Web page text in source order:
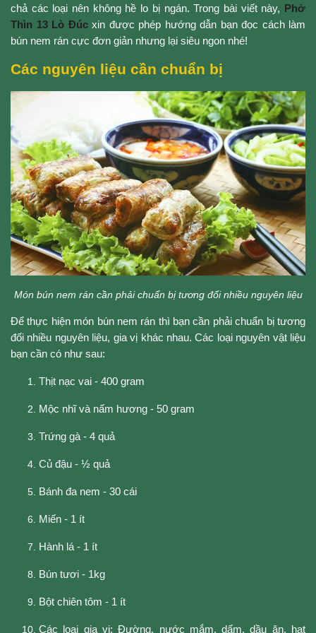
chả các loại nên không hề lo bị ngán. Trong bài viết này,
Phở
Thìn 13 Lò Đúcxin được phép hướng dẫn bạn đọc cách làm
bún nem rán cực đơn giản nhưng lại siêu ngon nhé!
Các nguyên liệu cần chuẩn bị
Món bún nem rán cần phải chuẩn bị tương đối nhiều nguyên liệu
Để thực hiện món bún nem rán thì bạn cần phải chuẩn bị tương
đối nhiều nguyên liệu, gia vị khác nhau. Các loại nguyên vật liệu
bạn cần có như sau:
Thịt nạc vai - 400 gram
Mộc nhĩ và nấm hương - 50 gram
Trứng gà - 4 quả
Củ đậu - ½ quả
Bánh đa nem - 30 cái
Miến - 1 ít
Hành lá - 1 ít
Bún tươi - 1kg
Bột chiên tôm - 1 ít
Các loại gia vị: Đường, nước mắm, dấm, dầu ăn, hạt